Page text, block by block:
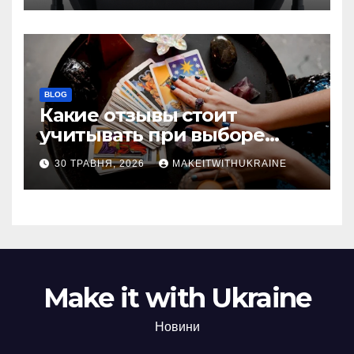
BLOG
Какие отзывы стоит
учитывать при выборе
гадалки в Казахстане?
30 ТРАВНЯ, 2026 MAKEITWITHUKRAINE
Make it with Ukraine
Новини